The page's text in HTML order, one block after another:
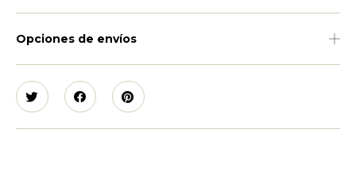
Opciones de envíos